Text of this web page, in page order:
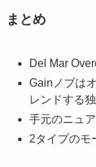
まとめ
Del Mar
Gainノブは
レンドする
手元のニュ
2タイプのモ